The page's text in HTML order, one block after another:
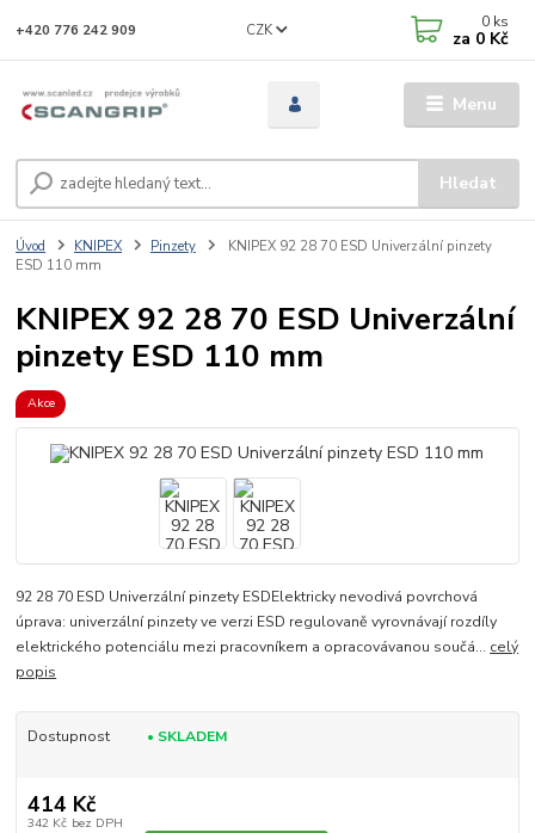
Menu
CZK
Hledat
+420 776 242 909 0 ks
za 0 Kč
Úvod KNIPEX Pinzety
KNIPEX 92 28 70 ESD Univerzální pinzety
ESD 110 mm
KNIPEX 92 28 70 ESD Univerzální
pinzety ESD 110 mm
Akce
92 28 70 ESD Univerzální pinzety ESDElektricky nevodivá povrchová
úprava: univerzální pinzety ve verzi ESD regulovaně vyrovnávají rozdíly
elektrického potenciálu mezi pracovníkem a opracovávanou součá... celý
popis
Dostupnost • SKLADEM
414 Kč
342 Kč bez DPH